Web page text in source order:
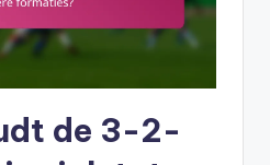
de 3-2-